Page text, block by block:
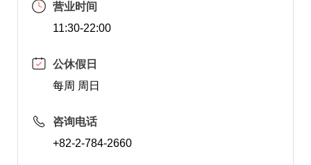
营业时间
11:30-22:00
公休假日
每周 周日
咨询电话
+82-2-784-2660